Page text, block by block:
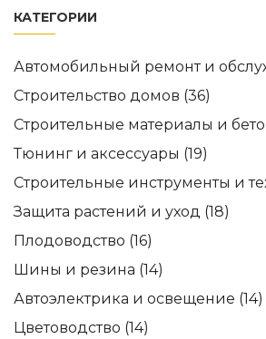
КАТЕГОРИИ
Автомобильный ремонт и
Строительство домов (36)
Строительные материалы и
Тюнинг и аксессуары (19)
Строительные инструменты и
Защита растений и уход (18)
Плодоводство (16)
Шины и резина (14)
Автоэлектрика и освещение (14)
Цветоводство (14)